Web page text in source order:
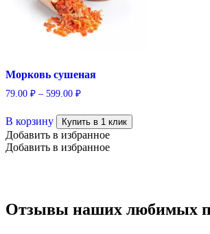
Морковь сушеная
79.00 ₽ – 599.00 ₽
В корзинутовар
имеет
несколько
на
Купить в 1 клик
Добавить в избранное
Добавить в избранное
Отзывы наших любимых